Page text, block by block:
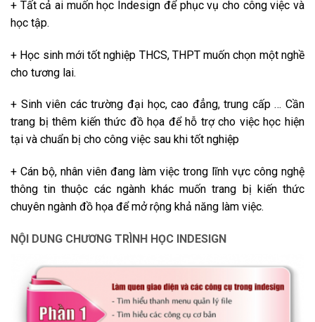
+ Tất cả ai muốn học Indesign để phục vụ cho công việc và
học tập.
+ Học sinh mới tốt nghiệp THCS, THPT muốn chọn một nghề
cho tương lai.
+ Sinh viên các trường đại học, cao đẳng, trung cấp … Cần
trang bị thêm kiến thức đồ họa để hỗ trợ cho việc học hiện
tại và chuẩn bị cho công việc sau khi tốt nghiệp
+ Cán bộ, nhân viên đang làm việc trong lĩnh vực công nghệ
thông tin thuộc các ngành khác muốn trang bị kiến thức
chuyên ngành đồ họa để mở rộng khả năng làm việc.
NỘI DUNG CHƯƠNG TRÌNH HỌC INDESIGN